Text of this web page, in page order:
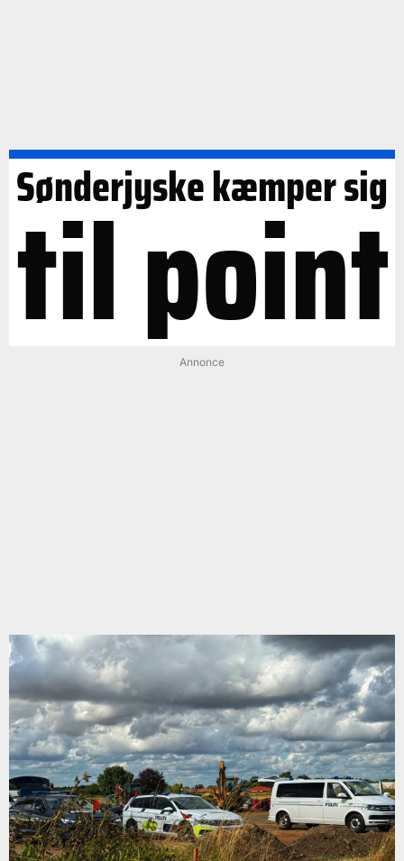
Sønderjyske kæmper sig
til point
Annonce